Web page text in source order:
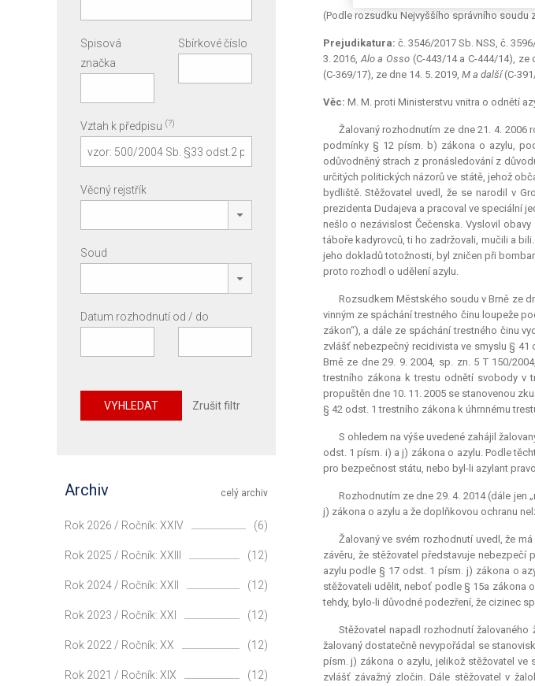
(Podle rozsudku Nejvyššího správního soudu
Prejudikatura: č. 3546/2017 Sb. NSS, č.
3. 2016,Alo a Osso (C-443/14 a C-444/14), ze
(C-369/17), ze dne 14. 5. 2019, M a další(C-
Věc: M. M. proti Ministerstvu vnitra o odnětí
Žalovaný rozhodnutím ze dne 21. 4.
podmínky § 12 písm. b) zákona o azylu,
odůvodněný strach z pronásledování z
určitých politických názorů ve státě, jehož
bydliště. Stěžovatel uvedl, že se narodil v
prezidenta Dudajeva a pracoval ve speciální
nešlo o nezávislost Čečenska. Vyslovil
táboře kadyrovců, ti ho zadržovali, mučili a
jeho dokladů totožnosti, byl zničen při
proto rozhodl o udělení azylu.
Rozsudkem Městského soudu v Brně ze
vinným ze spáchání trestného činu loupeže
zákon“), a dále ze spáchání trestného činu
zvlášť nebezpečný recidivista ve smyslu §
Brně ze dne 29. 9. 2004, sp. zn. 5 T 150/
trestního zákona k trestu odnětí svobody v
propuštěn dne 10. 11. 2005 se stanovenou
§ 42 odst. 1 trestního zákona k úhrnnému
S ohledem na výše uvedené zahájil
odst. 1 písm. i) a j) zákona o azylu. Podle
pro bezpečnost státu, nebo byl-li azylant
Rozhodnutím ze dne 29. 4. 2014 (dále jen
j) zákona o azylu a že doplňkovou ochranu
Žalovaný ve svém rozhodnutí uvedl, že
závěru, že stěžovatel představuje
azylu podle § 17 odst. 1 písm. j) zákona o
stěžovateli udělit, neboť podle § 15a zákona
tehdy, bylo-li důvodné podezření, že cizinec
Stěžovatel napadl rozhodnutí
žalovaný dostatečně nevypořádal se
písm. j) zákona o azylu, jelikož stěžovatel ve
zvlášť závažný zločin. Dále stěžovatel v
Spisová
značka
Sbírkové číslo
Vztah k předpisu (?)
Věcný rejstřík
Soud
Datum rozhodnutí od / do
VYHLEDAT Zrušit filtr
celý archiv
Archiv
Rok 2026 / Ročník: XXIV (6)
Rok 2025 / Ročník: XXIII (12)
Rok 2024 / Ročník: XXII (12)
Rok 2023 / Ročník: XXI (12)
Rok 2022 / Ročník: XX (12)
Rok 2021 / Ročník: XIX (12)